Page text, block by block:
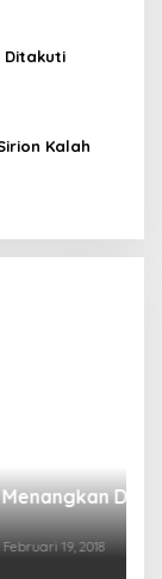
Ditakuti
Kalah
dan Gus